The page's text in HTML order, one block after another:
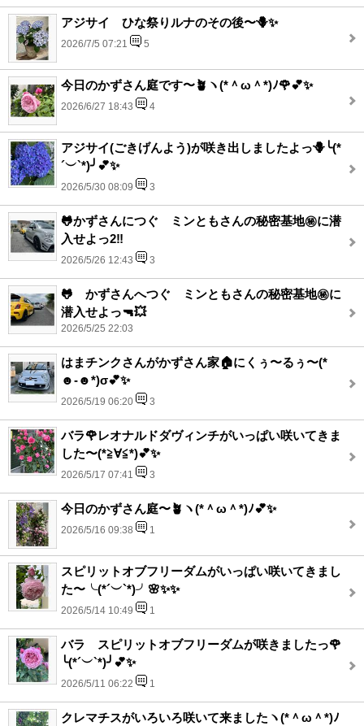
アジサイ ひな祭りルナのその後〜🪻✨
2026/7/5 07:21 5
今日のかずさん庭です〜🪴ヽ(*＾ω＾*)ﾉ🌹💕✨
2026/6/27 18:43 4
アジサイ(ごきげんよう)が咲き出しましたよっ🪻╰(*
´︶`*)╯💕✨
2026/5/30 08:09 3
🐸かずさんにつぐ ミンともさんの秘密基地㊙️に潜
入せよっ2‼️
2026/5/26 12:43 3
🐸 かずさんへつぐ ミンともさんの秘密基地㊙️に
潜入せよっ🔫💥
2026/5/25 22:03
はまチンクさんがかずさん家🏠にくぅ〜るぅ〜(*
☻-☻*)σ💕✨
2026/5/19 06:20 3
バラ🌹レオナルドダヴィンチがいっぱい咲いてきま
した〜(*≧∀≦*)💕✨
2026/5/17 07:41 3
今日のかずさん庭〜🪴ヽ(*＾ω＾*)ﾉ💕✨
2026/5/16 09:38 1
スピリットオブフリーダムがいっぱい咲いてきまし
た〜╰(*´︶`*)╯🌸✨✨
2026/5/14 10:49 1
バラ スピリットオブフリーダムが咲きましたっ🌹
╰(*´︶`*)╯💕✨
2026/5/11 06:22 1
クレマチスがいろいろ咲いて来ましたヽ(*＾ω＾*)ﾉ